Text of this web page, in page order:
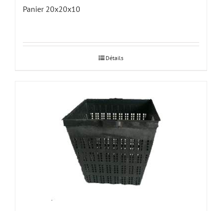
Panier 20x20x10
Détails